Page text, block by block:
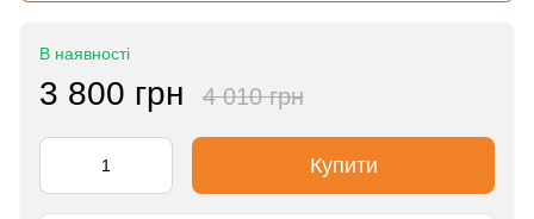
В наявності
3 800 грн 4 010 грн
Купити